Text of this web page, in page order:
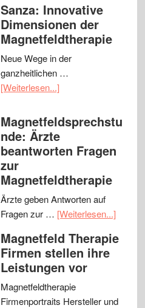
Sanza: Innovative
Dimensionen der
Magnetfeldtherapie
Neue Wege in der
ganzheitlichen …
[Weiterlesen...]
Magnetfeldsprechstu
nde: Ärzte
beantworten Fragen
zur
Magnetfeldtherapie
Ärzte geben Antworten auf
Fragen zur … [Weiterlesen...]
Magnetfeld Therapie
Firmen stellen ihre
Leistungen vor
Magnetfeldtherapie
Firmenportraits Hersteller und